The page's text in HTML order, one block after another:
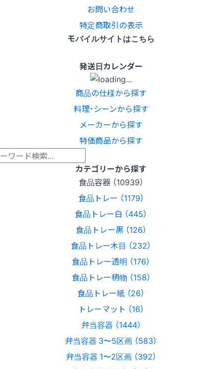
お問い合わせ
特定商取引の表示
モバイルサイトはこちら
発送日カレンダー
商品の仕様から探す
料理･シーンから探す
メーカーから探す
特価商品から探す
カテゴリーから探す
食品容器 （10939）
食品トレー （1179）
食品トレー白 （445）
食品トレー黒 （126）
食品トレー木目 （232）
食品トレー透明 （176）
食品トレー柄物 （158）
食品トレー紙 （26）
トレーマット （16）
弁当容器 （1444）
弁当容器 3〜5区画 （583）
弁当容器 1〜2区画 （392）